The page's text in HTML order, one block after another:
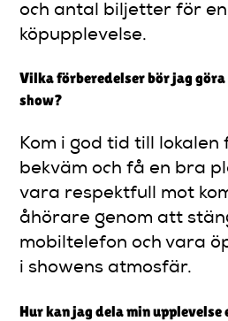
och antal biljetter för
köpupplevelse.
Vilka förberedelser bör jag
show?
Kom i god tid till
bekväm och få en bra
vara respektfull mot
åhörare genom att
mobiltelefon och vara
i showens atmosfär.
Hur kan jag dela min upplevelse